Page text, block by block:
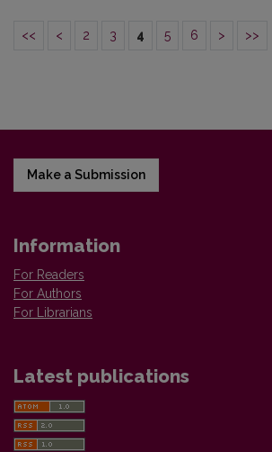
<< < 2 3 4 5 6 > >>
Make a Submission
Information
For Readers
For Authors
For Librarians
Latest publications